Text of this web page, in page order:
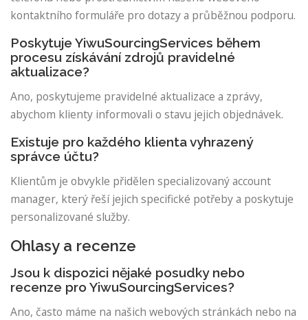
kontaktního formuláře pro dotazy a průběžnou podporu.
Poskytuje YiwuSourcingServices během
procesu získávání zdrojů pravidelné
aktualizace?
Ano, poskytujeme pravidelné aktualizace a zprávy,
abychom klienty informovali o stavu jejich objednávek.
Existuje pro každého klienta vyhrazený
správce účtu?
Klientům je obvykle přidělen specializovaný account
manager, který řeší jejich specifické potřeby a poskytuje
personalizované služby.
Ohlasy a recenze
Jsou k dispozici nějaké posudky nebo
recenze pro YiwuSourcingServices?
Ano, často máme na našich webových stránkách nebo na